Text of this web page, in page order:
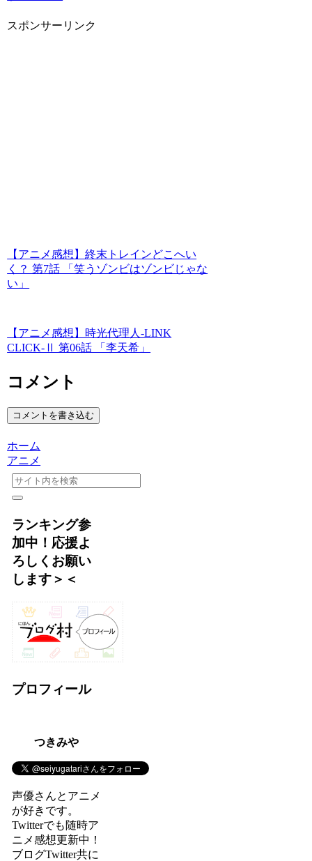
スポンサーリンク
【アニメ感想】終末トレインどこへい
く？ 第7話 「笑うゾンビはゾンビじゃな
い」
【アニメ感想】時光代理人‐LINK
CLICK‐Ⅱ 第06話 「李天希」
コメント
コメントを書き込む
ホーム
アニメ
ランキング参
加中！応援よ
ろしくお願い
します＞＜
プロフィール
つきみや
声優さんとアニメ
が好きです。
Twitterでも随時ア
ニメ感想更新中！
ブログTwitter共に